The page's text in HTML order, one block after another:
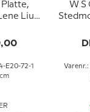
Platte,
Lius
E20-72-1
W S